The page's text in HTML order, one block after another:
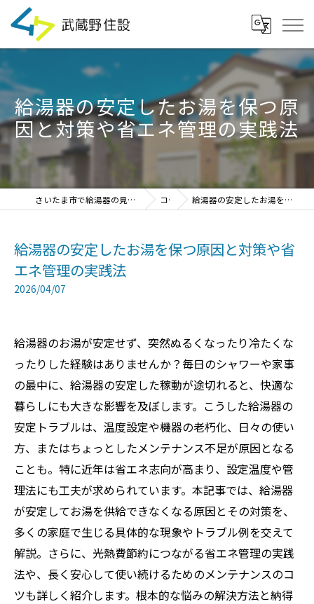
給湯器の安定したお湯を保つ原
因と対策や省エネ管理の実践法
さいたま市で給湯器の見積・設置・交換なら「武蔵野住設」 コラム 給湯器の安定したお湯を保つ原因と対策や省エネ管理の実践法
給湯器の安定したお湯を保つ原因と対策や省
エネ管理の実践法
2026/04/07
給湯器のお湯が安定せず、突然ぬるくなったり冷たくな
ったりした経験はありませんか？毎日のシャワーや家事
の最中に、給湯器の安定した稼動が途切れると、快適な
暮らしにも大きな影響を及ぼします。こうした給湯器の
安定トラブルは、温度設定や機器の老朽化、日々の使い
方、またはちょっとしたメンテナンス不足が原因となる
ことも。特に近年は省エネ志向が高まり、設定温度や管
理法にも工夫が求められています。本記事では、給湯器
が安定してお湯を供給できなくなる原因とその対策を、
多くの家庭で生じる具体的な現象やトラブル例を交えて
解説。さらに、光熱費節約につながる省エネ管理の実践
法や、長く安心して使い続けるためのメンテナンスのコ
ツも詳しく紹介します。根本的な悩みの解決方法と納得